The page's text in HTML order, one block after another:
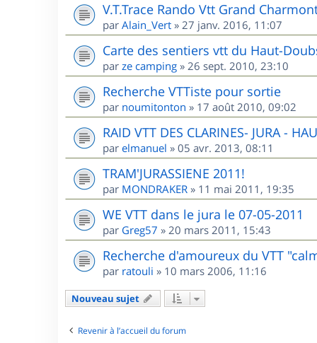
V.T.Trace Rando Vtt Grand
par Alain_Vert » 27 janv. 2016, 11:07
Carte des sentiers vtt du Haut-
par ze camping » 26 sept. 2010, 23:10
Recherche VTTiste pour sortie
par noumitonton » 17 août 2010, 09:02
RAID VTT DES CLARINES- JURA -
par elmanuel » 05 avr. 2013, 08:11
TRAM'JURASSIENE 2011!
par MONDRAKER » 11 mai 2011, 19:35
WE VTT dans le jura le 07-05-2011
par Greg57 » 20 mars 2011, 15:43
Recherche d'amoureux du VTT
par ratouli » 10 mars 2006, 11:16
Nouveau sujet
Revenir à l’accueil du forum